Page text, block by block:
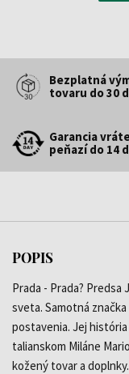
Bezplatná
tovaru do 30
Garancia
peňazí do 14
POPIS
Prada - Prada?
sveta. Samotná
postavenia. Jej
talianskom Miláne
kožený tovar a